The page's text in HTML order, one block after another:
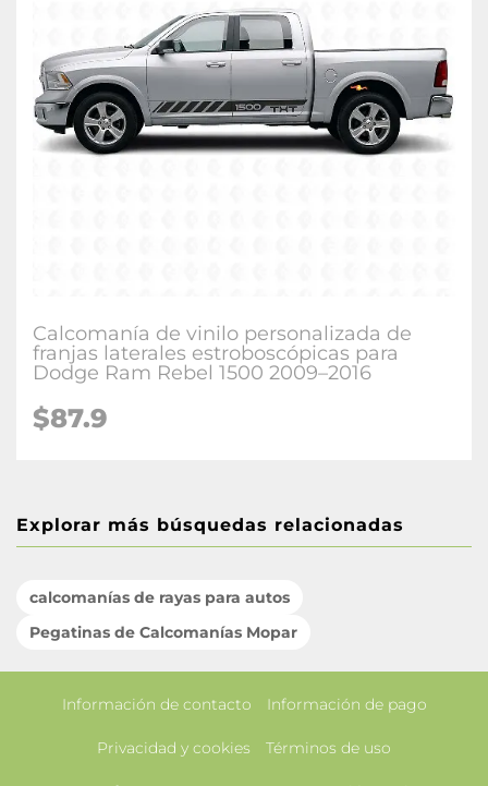
Calcomanía de vinilo personalizada de
franjas laterales estroboscópicas para
Dodge Ram Rebel 1500 2009–2016
$87.9
Explorar más búsquedas relacionadas
calcomanías de rayas para autos
Pegatinas de Calcomanías Mopar
Información de contacto Información de pago
Privacidad y cookies Términos de uso